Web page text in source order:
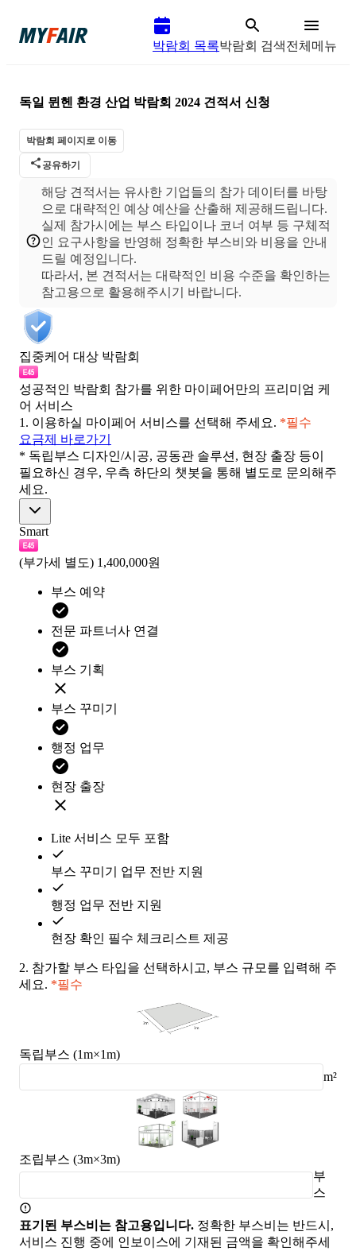
박람회 목록박람회 검색전체메뉴
독일 뮌헨 환경 산업 박람회 2024 견적서 신청
박람회 페이지로 이동
공유하기
해당 견적서는 유사한 기업들의 참가 데이터를 바탕
으로 대략적인 예상 예산을 산출해 제공해드립니다.
실제 참가시에는 부스 타입이나 코너 여부 등 구체적
인 요구사항을 반영해 정확한 부스비와 비용을 안내
드릴 예정입니다.
따라서, 본 견적서는 대략적인 비용 수준을 확인하는
집중케어 대상 박람회
성공적인 박람회 참가를 위한 마이페어만의 프리미엄 케
어 서비스
1. 이용하실 마이페어 서비스를 선택해 주세요. *필수
요금제 바로가기
* 독립부스 디자인/시공, 공동관 솔루션, 현장 출장 등이
필요하신 경우, 우측 하단의 챗봇을 통해 별도로 문의해주
세요.
Smart
(부가세 별도) 1,400,000원
부스 예약
전문 파트너사 연결
부스 기획
부스 꾸미기
행정 업무
현장 출장
Lite 서비스 모두 포함
부스 꾸미기 업무 전반 지원
행정 업무 전반 지원
현장 확인 필수 체크리스트 제공
2. 참가할 부스 타입을 선택하시고, 부스 규모를 입력해 주
세요. *필수
독립부스 (1m×1m)
m²
조립부스 (3m×3m)
부
스
표기된 부스비는 참고용입니다. 정확한 부스비는 반드시,
서비스 진행 중에 인보이스에 기재된 금액을 확인해주세